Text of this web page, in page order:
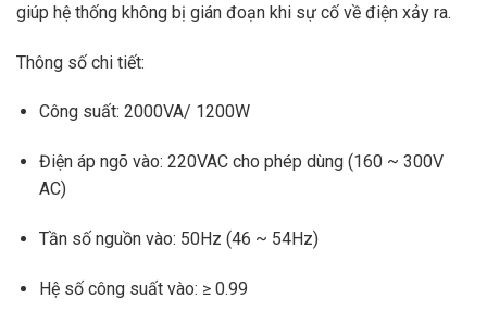
giúp hệ thống không bị gián đoạn khi sự cố về điện xảy ra.
Thông số chi tiết:
Công suất: 2000VA/ 1200W
Điện áp ngõ vào: 220VAC cho phép dùng (160 ~ 300V
AC)
Tần số nguồn vào: 50Hz (46 ~ 54Hz)
Hệ số công suất vào: ≥ 0.99